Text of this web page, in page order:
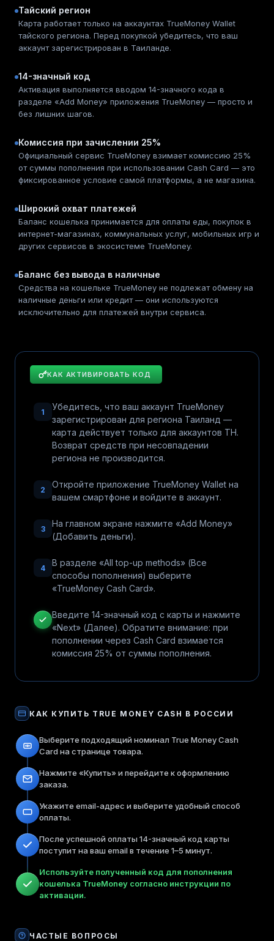
Тайский регион
Карта работает только на аккаунтах TrueMoney Wallet
тайского региона. Перед покупкой убедитесь, что ваш
аккаунт зарегистрирован в Таиланде.
14-значный код
Активация выполняется вводом 14-значного кода в
разделе «Add Money» приложения TrueMoney — просто и
без лишних шагов.
Комиссия при зачислении 25%
Официальный сервис TrueMoney взимает комиссию 25%
от суммы пополнения при использовании Cash Card — это
фиксированное условие самой платформы, а не магазина.
Широкий охват платежей
Баланс кошелька принимается для оплаты еды, покупок в
интернет-магазинах, коммунальных услуг, мобильных игр и
других сервисов в экосистеме TrueMoney.
Баланс без вывода в наличные
Средства на кошельке TrueMoney не подлежат обмену на
наличные деньги или кредит — они используются
исключительно для платежей внутри сервиса.
КАК АКТИВИРОВАТЬ КОД
1
Убедитесь, что ваш аккаунт TrueMoney
зарегистрирован для региона Таиланд —
карта действует только для аккаунтов TH.
Возврат средств при несовпадении
региона не производится.
2
Откройте приложение TrueMoney Wallet на
вашем смартфоне и войдите в аккаунт.
3
На главном экране нажмите «Add Money»
(Добавить деньги).
4
В разделе «All top-up methods» (Все
способы пополнения) выберите
«TrueMoney Cash Card».
Введите 14-значный код с карты и нажмите
«Next» (Далее). Обратите внимание: при
пополнении через Cash Card взимается
комиссия 25% от суммы пополнения.
КАК КУПИТЬ TRUE MONEY CASH В РОССИИ
Выберите подходящий номинал True Money Cash
Card на странице товара.
Нажмите «Купить» и перейдите к оформлению
заказа.
Укажите email-адрес и выберите удобный способ
оплаты.
После успешной оплаты 14-значный код карты
поступит на ваш email в течение 1–5 минут.
Используйте полученный код для пополнения
кошелька TrueMoney согласно инструкции по
активации.
ЧАСТЫЕ ВОПРОСЫ